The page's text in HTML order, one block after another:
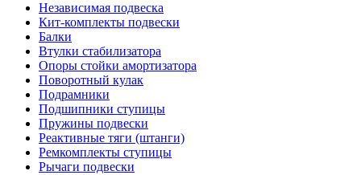
Независимая подвеска
Кит-комплекты подвески
Балки
Втулки стабилизатора
Опоры стойки амортизатора
Поворотный кулак
Подрамники
Подшипники ступицы
Пружины подвески
Реактивные тяги (штанги)
Ремкомплекты ступицы
Рычаги подвески